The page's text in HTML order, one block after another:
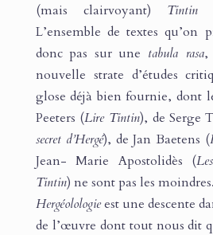
(mais clairvoyant) Tintin
L’ensemble de textes qu’on
donc pas sur une tabula rasa,
nouvelle strate d’études
glose déjà bien fournie, dont
Peeters (Lire Tintin), de Serge
secret d’Hergé), de Jan Baetens (
Jean- Marie Apostolidès (
Tintin) ne sont pas les moindres.
Hergéolologieest une descente
de l’œuvre dont tout nous dit